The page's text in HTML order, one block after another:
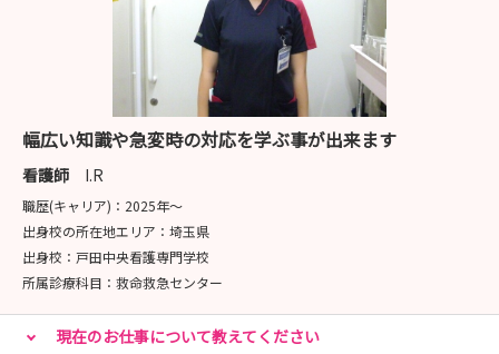
■---- CHECK４ ----■
インスタグラム更新しています！！
看護部の様子や院内の取り組みなど日々配信しています！
ぜひチェックしてみてください↓
https://www.instagram.com/asakakango1
■---- MESSAGE ----■
皆さんの疑問 ”気になる” を看護師採用担当が解決しま
す！
ご興味お持ちの方は、まず説明会画面よりご予約くださ
い！
TMGあさか医療センターは、2018年に移転し、駅からも
幅広い知識や急変時の対応を学ぶ事が出来ます
看護師 I.R
職歴(キャリア)： 2025年〜
出身校の所在地エリア： 埼玉県
出身校： 戸田中央看護専門学校
所属診療科目： 救命救急センター
現在のお仕事について教えてください